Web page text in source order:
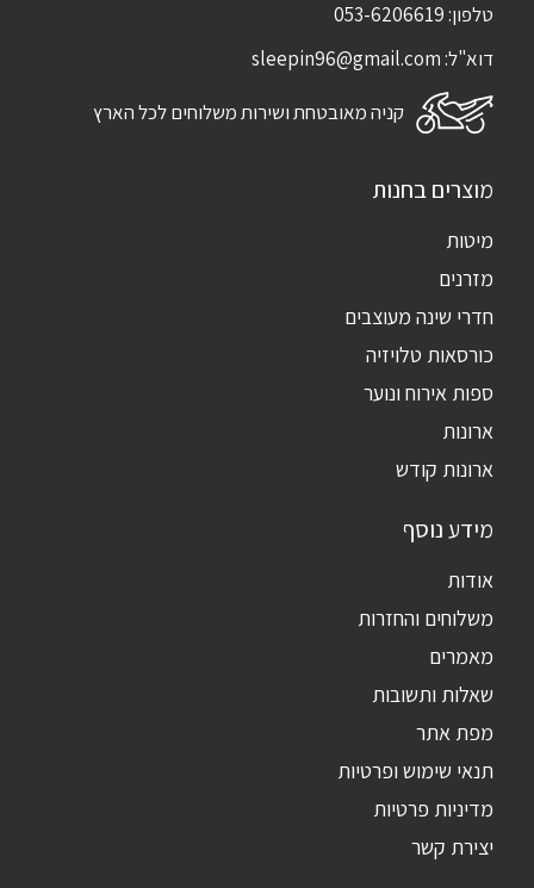
טלפון:053-6206619
דוא"ל:sleepin96@gmail.com
קניה מאובטחת ושירות משלוחים לכל הארץ
מוצרים בחנות
מיטות
מזרנים
חדרי שינה מעוצבים
כורסאות טלויזיה
ספות אירוח ונוער
ארונות
ארונות קודש
מידע נוסף
אודות
משלוחים והחזרות
מאמרים
שאלות ותשובות
מפת אתר
תנאי שימוש ופרטיות
מדיניות פרטיות
יצירת קשר